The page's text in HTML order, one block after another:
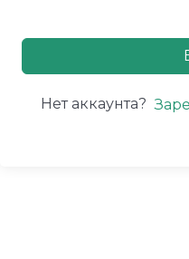
Нет аккаунта?